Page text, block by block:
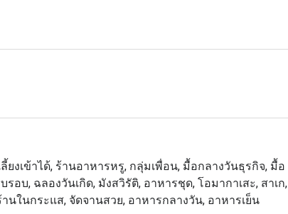
ยงเข้าได้, ร้านอาหารหรู, กลุ่มเพื่อน, มื้อกลางวันธุรกิจ, มื้อ
อบ, ฉลองวันเกิด, มังสวิรัติ, อาหารชุด, โอมากาเสะ, สาเก,
นในกระแส, จัดจานสวย, อาหารกลางวัน, อาหารเย็น